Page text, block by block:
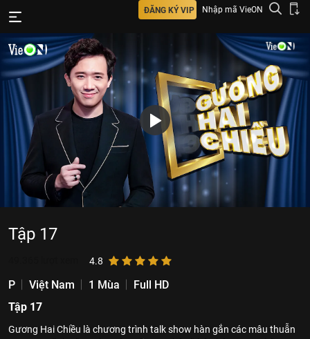
ĐĂNG KÝ VIP Nhập mã VieON
Tập 17
4.8
P Việt Nam 1 Mùa
Full HD
Tập 17
Gương Hai Chiều là chương trình talk show hàn gắn các mâu thuẫn